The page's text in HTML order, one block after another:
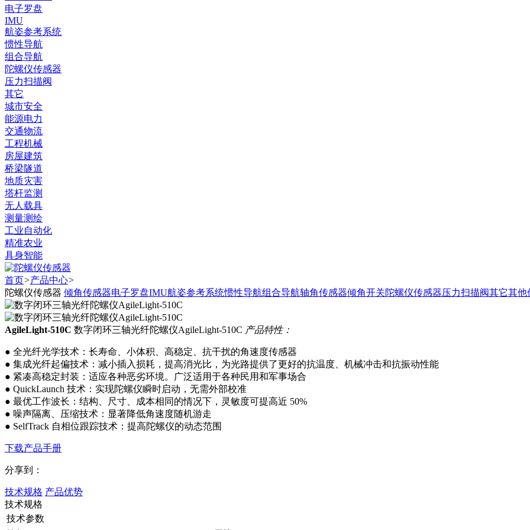
电子罗盘
IMU
航姿参考系统
惯性导航
组合导航
陀螺仪传感器
压力扫描阀
其它
城市安全
能源电力
交通物流
工程机械
房屋建筑
桥梁隧道
地质灾害
塔杆监测
无人载具
测量测绘
工业自动化
精准农业
具身智能
首页>产品中心>
陀螺仪传感器 倾角传感器电子罗盘IMU航姿参考系统惯性导航组合导航轴角传感器倾角开关陀螺仪传感器压力扫描阀其它其他
AgileLight-510C 数字闭环三轴光纤陀螺仪AgileLight-510C 产品特性：
● 全光纤光学技术：长寿命、小体积、高稳定、抗干扰的角速度传感器
● 集成光纤起偏技术：减小插入损耗，提高消光比，为光路提供了更好的抗温度、机械冲击和抗振动性能
● 紧凑高稳定封装：适应各种恶劣环境。广泛适用于各种民用和军事场合
● QuickLaunch 技术：实现陀螺仪瞬时启动，无需外部校准
● 最优工作波长：结构、尺寸、成本相同的情况下，灵敏度可提高近 50%
● 噪声隔离、压缩技术：显著降低角速度随机游走
● SelfTrack 自相位跟踪技术：提高陀螺仪的动态范围
下载产品手册
分享到：
技术规格 产品优势
技术规格
技术参数